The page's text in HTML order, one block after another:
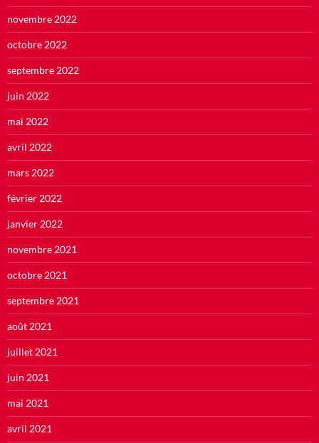
novembre 2022
octobre 2022
septembre 2022
juin 2022
mai 2022
avril 2022
mars 2022
février 2022
janvier 2022
novembre 2021
octobre 2021
septembre 2021
août 2021
juillet 2021
juin 2021
mai 2021
avril 2021